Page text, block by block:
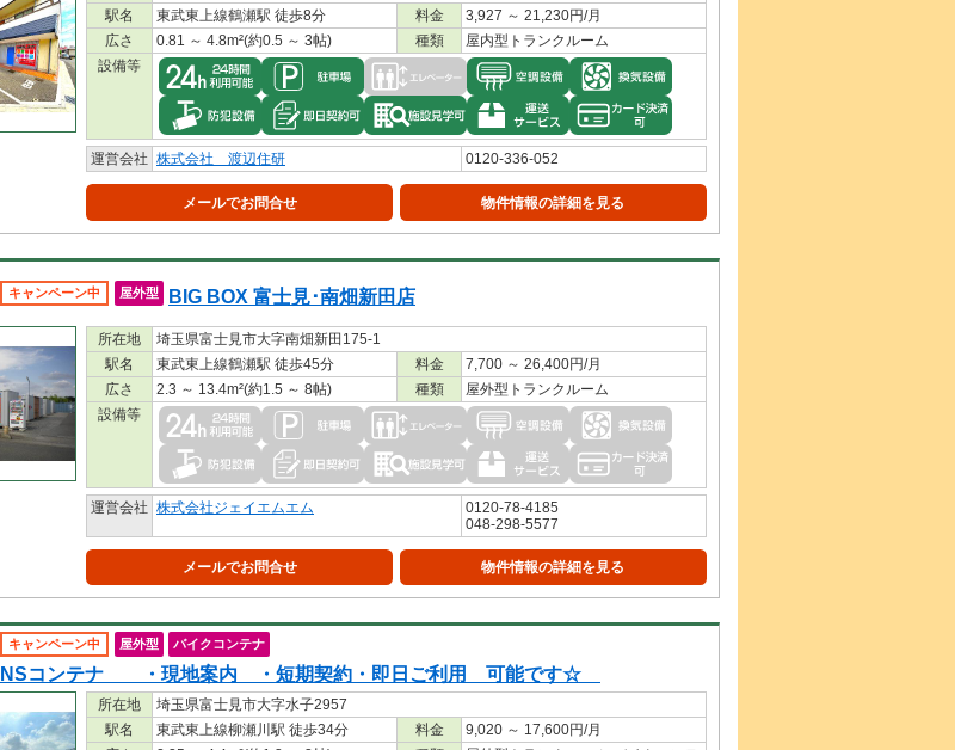
駅名
東武東上線鶴瀬駅 徒歩8分 料金
3,927 ～ 21,230円/月
広さ
0.81 ～ 4.8m²(約0.5 ～ 3帖) 種類
屋内型トランクルーム
設備等
運営会社 株式会社 渡辺住研 0120-336-052
メールでお問合せ 物件情報の詳細を見る
キャンペーン中 屋外型 BIG BOX 富士見･南畑新田店
所在地
埼玉県富士見市大字南畑新田175-1
駅名
東武東上線鶴瀬駅 徒歩45分 料金
7,700 ～ 26,400円/月
広さ
2.3 ～ 13.4m²(約1.5 ～ 8帖) 種類
屋外型トランクルーム
設備等
運営会社 株式会社ジェイエムエム
0120-78-4185
048-298-5577
メールでお問合せ 物件情報の詳細を見る
キャンペーン中 屋外型 バイクコンテナ
NSコンテナ ・現地案内 ・短期契約・即日ご利用 可能です☆
所在地
埼玉県富士見市大字水子2957
駅名
東武東上線柳瀬川駅 徒歩34分 料金
9,020 ～ 17,600円/月